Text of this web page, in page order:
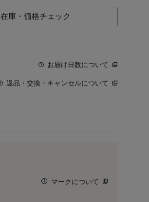
在庫・価格チェック
お届け日数について
返品・交換・キャンセルについて
マークについて